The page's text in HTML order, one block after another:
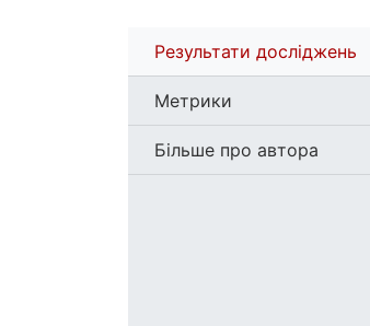
Результати досліджень
Метрики
Більше про автора